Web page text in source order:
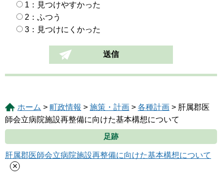
1：見つけやすかった
2：ふつう
3：見つけにくかった
ホーム > 町政情報 > 施策・計画 > 各種計画 > 肝属郡医
師会立病院施設再整備に向けた基本構想について
足跡
肝属郡医師会立病院施設再整備に向けた基本構想について
×